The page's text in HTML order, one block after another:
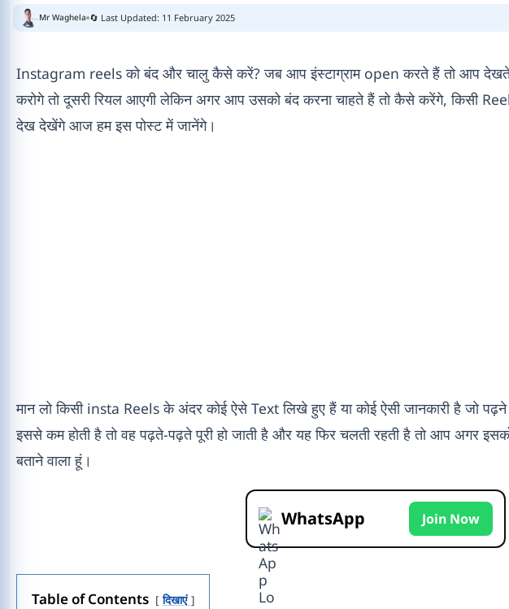
Mr Waghela 🔄 Last Updated: 11 February 2025
Instagram reels को बंद और चालु कैसे करें? जब आप इंस्टाग्राम open करते हैं तो आप देखते
करोगे तो दूसरी रियल आएगी लेकिन अगर आप उसको बंद करना चाहते हैं तो कैसे करेंगे, किसी
देख देखेंगे आज हम इस पोस्ट में जानेंगे।
मान लो किसी insta Reels के अंदर कोई ऐसे Text लिखे हुए हैं या कोई ऐसी जानकारी है जो
इससे कम होती है तो वह पढ़ते-पढ़ते पूरी हो जाती है और यह फिर चलती रहती है तो आप अगर
बताने वाला हूं।
WhatsApp Join Now
Table of Contents दिखाएं